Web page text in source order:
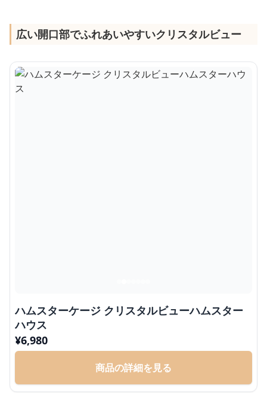
広い開口部でふれあいやすいクリスタルビュー
ハムスターケージ クリスタルビューハムスター
ハウス
¥6,980
商品の詳細を見る